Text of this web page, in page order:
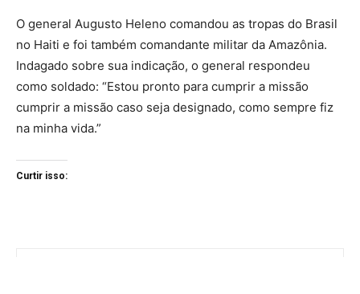
O general Augusto Heleno comandou as tropas do Brasil
no Haiti e foi também comandante militar da Amazônia.
Indagado sobre sua indicação, o general respondeu
como soldado: “Estou pronto para cumprir a missão
cumprir a missão caso seja designado, como sempre fiz
na minha vida.”
Curtir isso: